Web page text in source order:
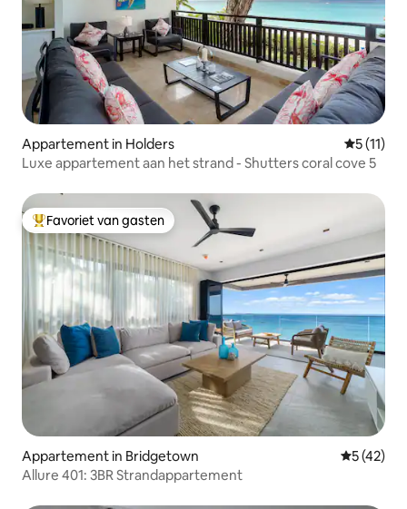
Appartement in Holders
5 (11)
Luxe appartement aan het strand - Shutters coral cove 5
Topfavoriet van gasten
Favoriet van gasten
Appartement in Bridgetown
5 (42)
Allure 401: 3BR Strandappartement